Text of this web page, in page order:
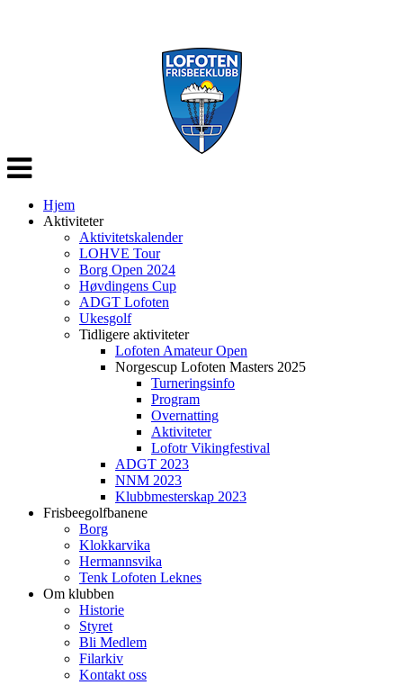
Veksle
navigasjon
Hjem
Aktiviteter
Aktivitetskalender
LOHVE Tour
Borg Open 2024
Høvdingens Cup
ADGT Lofoten
Ukesgolf
Tidligere aktiviteter
Lofoten Amateur Open
Norgescup Lofoten Masters 2025
Turneringsinfo
Program
Overnatting
Aktiviteter
Lofotr Vikingfestival
ADGT 2023
NNM 2023
Klubbmesterskap 2023
Frisbeegolfbanene
Borg
Klokkarvika
Hermannsvika
Tenk Lofoten Leknes
Om klubben
Historie
Styret
Bli Medlem
Filarkiv
Kontakt oss